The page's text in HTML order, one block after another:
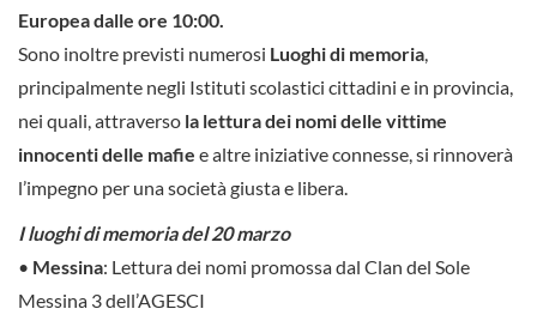
Europea dalle ore 10:00.
Sono inoltre previsti numerosi Luoghi di memoria,
principalmente negli Istituti scolastici cittadini e in provincia,
nei quali, attraverso la lettura dei nomi delle vittime
innocenti delle mafie e altre iniziative connesse, si rinnoverà
l’impegno per una società giusta e libera.
I luoghi di memoria del 20 marzo
• Messina: Lettura dei nomi promossa dal Clan del Sole
Messina 3 dell’AGESCI